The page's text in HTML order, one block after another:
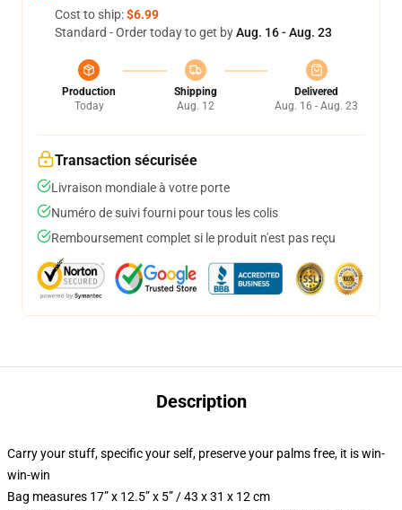
Cost to ship:$6.99
Standard - Order today to get byAug. 16 - Aug. 23
Production
Today
Shipping
Aug. 12
Delivered
Aug. 16 - Aug. 23
Transaction sécurisée
Livraison mondiale à votre porte
Numéro de suivi fourni pour tous les colis
Remboursement complet si le produit n'est pas reçu
Description
Carry your stuff, specific your self, preserve your palms free, it is win-
win-win
Bag measures 17” x 12.5” x 5” / 43 x 31 x 12 cm